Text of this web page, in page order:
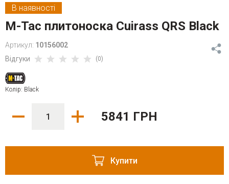
В наявності
M-Tac плитоноска Cuirass QRS Black
Артикул: 10156002
Відгуки
(0)
Колір: Black
5841 ГРН
Купити